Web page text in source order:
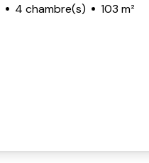
4 chambre(s) 103 m²